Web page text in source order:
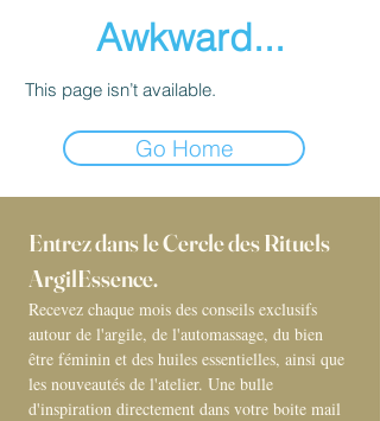
Awkward...
This page isn’t available.
Go Home
Entrez dans le Cercle des Rituels
ArgilEssence.
Recevez chaque mois des conseils exclusifs
autour de l'argile, de l'automassage, du bien
être féminin et des huiles essentielles, ainsi que
les nouveautés de l'atelier. Une bulle
d'inspiration directement dans votre boite mail